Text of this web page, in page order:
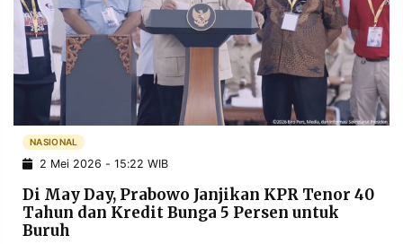
MANCA SPORT
INFORMASI
PRIVACY
POLICY
BERITA
WARGA
INFORMASI
IKLAN
KIRIM
PENGADUAN TERM
OF
NASIONAL
2 Mei 2026 - 15:22 WIB
Di May Day, Prabowo Janjikan KPR Tenor 40
Tahun dan Kredit Bunga 5 Persen untuk
Buruh